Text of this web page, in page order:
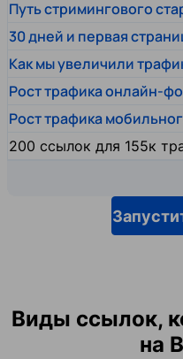
Путь стримингового
30 дней и первая
Как мы увеличили
Рост трафика онлайн-
Рост трафика
200 ссылок для 155к
Виды ссылок,
на